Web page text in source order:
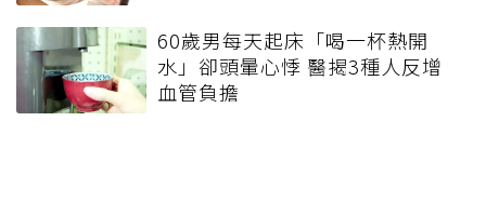
60歲男每天起床「喝一杯熱開
水」卻頭暈心悸 醫揭3種人反增
血管負擔